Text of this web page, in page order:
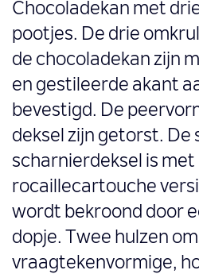
Chocoladekan met
pootjes. De drie
de chocoladekan zijn
en gestileerde akant
bevestigd. De
deksel zijn getorst. De
scharnierdeksel is met
rocaillecartouche
wordt bekroond door
dopje. Twee hulzen
vraagtekenvormige,